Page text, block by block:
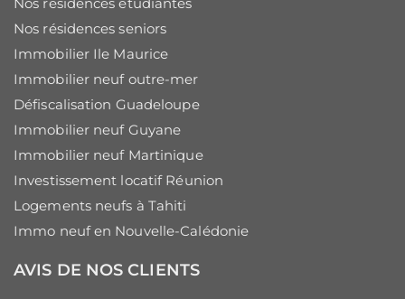
Nos résidences seniors
Immobilier Ile Maurice
Immobilier neuf outre-mer
Défiscalisation Guadeloupe
Immobilier neuf Guyane
Immobilier neuf Martinique
Investissement locatif Réunion
Logements neufs à Tahiti
Immo neuf en Nouvelle-Calédonie
AVIS DE NOS CLIENTS